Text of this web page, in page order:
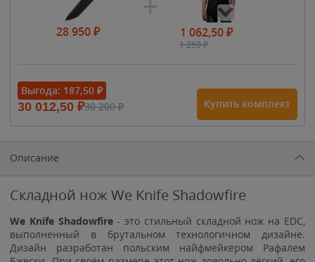
28 950₽ 1 062,50₽
1 250₽
1 615₽
1 900₽1 900₽
Выгода: 187,50 ₽
30 012,50 ₽30 200₽ Купить комплект
Описание
Складной нож We Knife Shadowfire
We Knife Shadowfire- это стильный складной нож на EDC,
выполненный в брутальном технологичном дизайне.
Дизайн разработан польским найфмейкером Рафалем